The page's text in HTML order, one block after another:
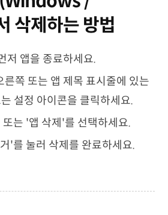
삭제하는 방법
저 앱을 종료하세요.
른쪽 또는 앱 제목 표시줄에 있는
설정 아이콘을 클릭하세요.
는 '앱 삭제'를 선택하세요.
'를 눌러 삭제를 완료하세요.